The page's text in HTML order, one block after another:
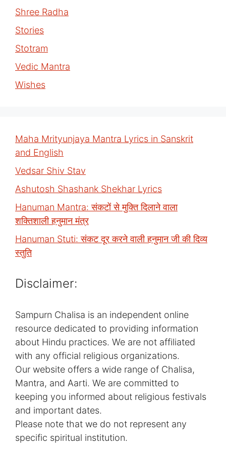
Shree Radha
Stories
Stotram
Vedic Mantra
Wishes
Maha Mrityunjaya Mantra Lyrics in Sanskrit
and English
Vedsar Shiv Stav
Ashutosh Shashank Shekhar Lyrics
Hanuman Mantra: संकटों से मुक्ति दिलाने वाला
शक्तिशाली हनुमान मंत्र
Hanuman Stuti: संकट दूर करने वाली हनुमान जी की दिव्य
स्तुति
Disclaimer:
Sampurn Chalisa is an independent online
resource dedicated to providing information
about Hindu practices. We are not affiliated
with any official religious organizations.
Our website offers a wide range of Chalisa,
Mantra, and Aarti. We are committed to
keeping you informed about religious festivals
and important dates.
Please note that we do not represent any
specific spiritual institution.